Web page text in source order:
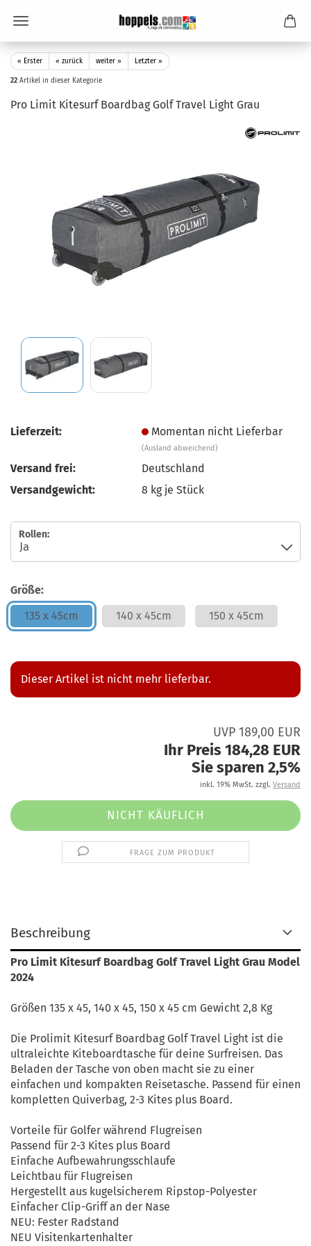
« Erster « zurück weiter » Letzter »
22 Artikel in dieser Kategorie
Pro Limit Kitesurf Boardbag Golf Travel Light Grau
Lieferzeit: Momentan nicht Lieferbar
(Ausland abweichend)
Versand frei:
Deutschland
Versandgewicht:
8 kg je Stück
Rollen:
Größe:
135 x 45cm
140 x 45cm 150 x 45cm
Dieser Artikel ist nicht mehr lieferbar.
UVP 189,00 EUR
Ihr Preis 184,28 EUR
Sie sparen 2,5%
inkl. 19% MwSt. zzgl. Versand
FRAGE ZUM PRODUKT
Beschreibung
Pro Limit Kitesurf Boardbag Golf Travel Light Grau Model
2024
Größen 135 x 45, 140 x 45, 150 x 45 cm Gewicht 2,8 Kg
Die Prolimit Kitesurf Boardbag Golf Travel Light ist die
ultraleichte Kiteboardtasche für deine Surfreisen. Das
Beladen der Tasche von oben macht sie zu einer
einfachen und kompakten Reisetasche. Passend für einen
kompletten Quiverbag, 2-3 Kites plus Board.
Vorteile für Golfer während Flugreisen
Passend für 2-3 Kites plus Board
Einfache Aufbewahrungsschlaufe
Leichtbau für Flugreisen
Hergestellt aus kugelsicherem Ripstop-Polyester
Einfacher Clip-Griff an der Nase
NEU: Fester Radstand
NEU Visitenkartenhalter